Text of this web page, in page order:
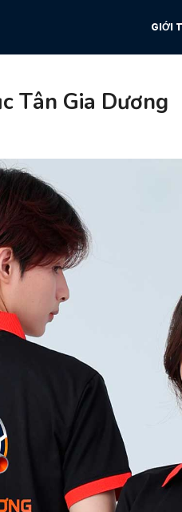
GIỚI
Tân Gia Dương